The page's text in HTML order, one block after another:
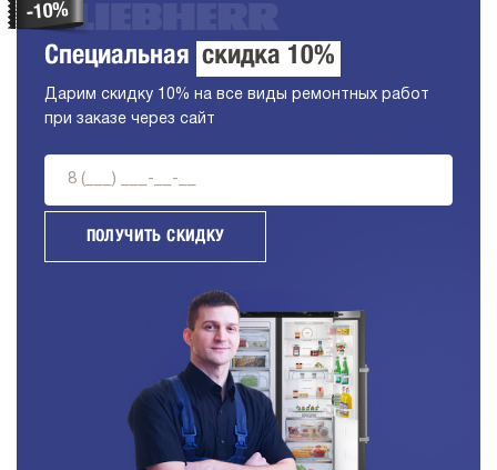
Специальная скидка 10%
Дарим скидку 10% на все виды ремонтных работ
при заказе через сайт
ПОЛУЧИТЬ СКИДКУ